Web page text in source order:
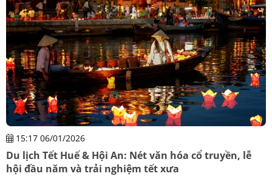
15:17 06/01/2026
Du lịch Tết Huế & Hội An: Nét văn hóa cổ truyền, lễ
hội đầu năm và trải nghiệm tết xưa